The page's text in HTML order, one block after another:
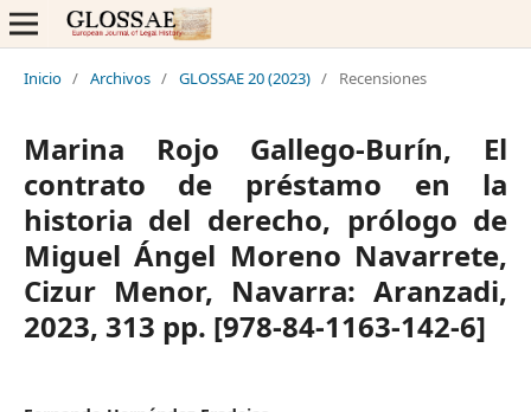
Inicio / Archivos / GLOSSAE 20 (2023) / Recensiones
Marina Rojo Gallego-Burín, El
contrato de préstamo en la
historia del derecho, prólogo de
Miguel Ángel Moreno Navarrete,
Cizur Menor, Navarra: Aranzadi,
2023, 313 pp. [978-84-1163-142-6]